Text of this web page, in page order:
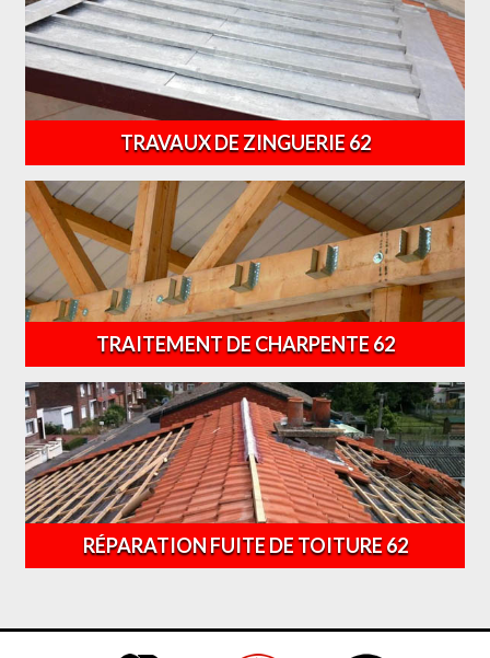
TRAVAUX DE ZINGUERIE 62
TRAITEMENT DE CHARPENTE 62
RÉPARATION FUITE DE TOITURE 62